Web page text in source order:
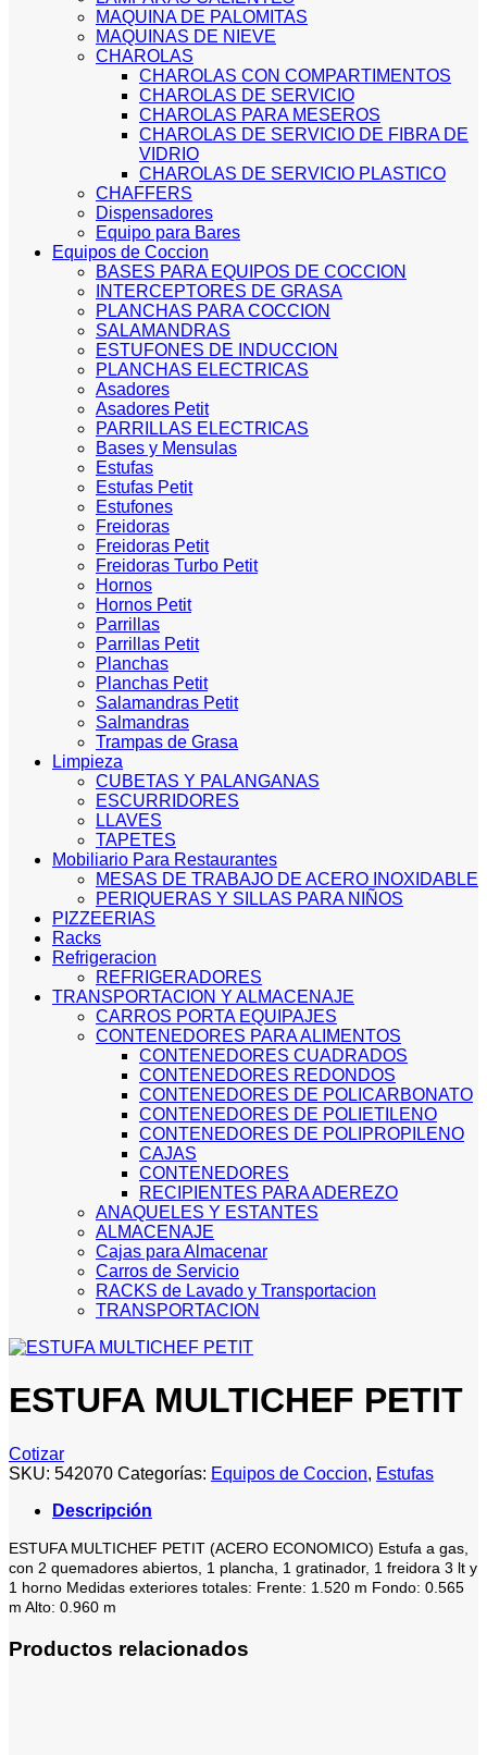
MAQUINA DE PALOMITAS
MAQUINAS DE NIEVE
CHAROLAS
CHAROLAS CON COMPARTIMENTOS
CHAROLAS DE SERVICIO
CHAROLAS PARA MESEROS
CHAROLAS DE SERVICIO DE FIBRA DE
VIDRIO
CHAROLAS DE SERVICIO PLASTICO
CHAFFERS
Dispensadores
Equipo para Bares
Equipos de Coccion
BASES PARA EQUIPOS DE COCCION
INTERCEPTORES DE GRASA
PLANCHAS PARA COCCION
SALAMANDRAS
ESTUFONES DE INDUCCION
PLANCHAS ELECTRICAS
Asadores
Asadores Petit
PARRILLAS ELECTRICAS
Bases y Mensulas
Estufas
Estufas Petit
Estufones
Freidoras
Freidoras Petit
Freidoras Turbo Petit
Hornos
Hornos Petit
Parrillas
Parrillas Petit
Planchas
Planchas Petit
Salamandras Petit
Salmandras
Trampas de Grasa
Limpieza
CUBETAS Y PALANGANAS
ESCURRIDORES
LLAVES
TAPETES
Mobiliario Para Restaurantes
MESAS DE TRABAJO DE ACERO INOXIDABLE
PERIQUERAS Y SILLAS PARA NIÑOS
PIZZEERIAS
Racks
Refrigeracion
REFRIGERADORES
TRANSPORTACION Y ALMACENAJE
CARROS PORTA EQUIPAJES
CONTENEDORES PARA ALIMENTOS
CONTENEDORES CUADRADOS
CONTENEDORES REDONDOS
CONTENEDORES DE POLICARBONATO
CONTENEDORES DE POLIETILENO
CONTENEDORES DE POLIPROPILENO
CAJAS
CONTENEDORES
RECIPIENTES PARA ADEREZO
ANAQUELES Y ESTANTES
ALMACENAJE
Cajas para Almacenar
Carros de Servicio
RACKS de Lavado y Transportacion
TRANSPORTACION
ESTUFA MULTICHEF PETIT
Cotizar
SKU: 542070 Categorías: Equipos de Coccion, Estufas
Descripción
ESTUFA MULTICHEF PETIT (ACERO ECONOMICO) Estufa a gas,
con 2 quemadores abiertos, 1 plancha, 1 gratinador, 1 freidora 3 lt y
1 horno Medidas exteriores totales: Frente: 1.520 m Fondo: 0.565
m Alto: 0.960 m
Productos relacionados